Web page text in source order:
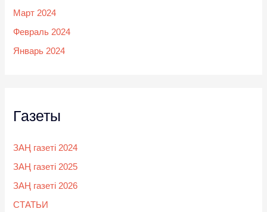
Март 2024
Февраль 2024
Январь 2024
Газеты
ЗАҢ газеті 2024
ЗАҢ газеті 2025
ЗАҢ газеті 2026
СТАТЬИ